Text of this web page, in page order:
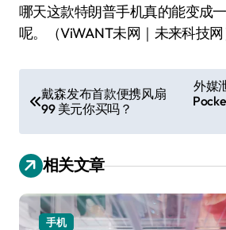
哪天这款特朗普手机真的能变成
呢。（ViWANT未网｜未来科技网
章
导
航
戴森发布首款便携风扇
99 美元你买吗？
外媒
相关文章
手机